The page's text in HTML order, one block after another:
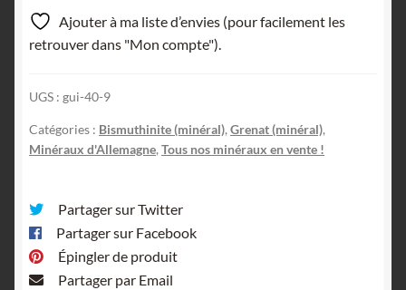
fibroradiée
et
grenat,
Allemagne.
Ajouter à ma liste d’envies (pour facilement les
retrouver dans "Mon compte").
UGS : gui-40-9
Catégories : Bismuthinite (minéral), Grenat (minéral),
Minéraux d'Allemagne, Tous nos minéraux en vente !
Partager sur Twitter
Partager sur Facebook
Épingler de produit
Partager par Email